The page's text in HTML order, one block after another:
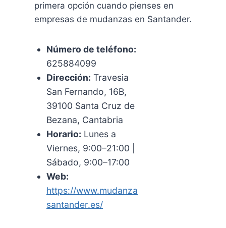
primera opción cuando pienses en
empresas de mudanzas en Santander.
Número de teléfono:
625884099
Dirección: Travesia
San Fernando, 16B,
39100 Santa Cruz de
Bezana, Cantabria
Horario: Lunes a
Viernes, 9:00–21:00 |
Sábado, 9:00–17:00
Web:
https://www.mudanza
santander.es/